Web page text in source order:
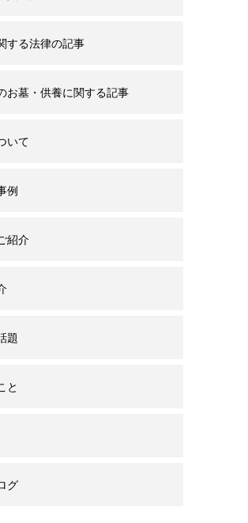
する法律の記事
お墓・供養に関する記事
いて
例
紹介
題
と
グ